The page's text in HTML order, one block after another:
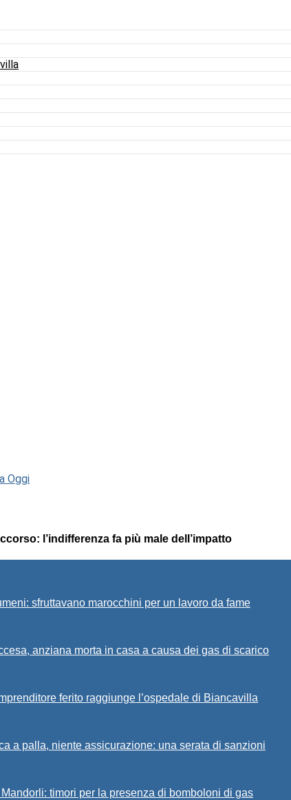
l’indifferenza fa più male dell’impatto
sfruttavano marocchini per un lavoro da fame
anziana morta in casa a causa dei gas di scarico
ferito raggiunge l’ospedale di Biancavilla
a palla, niente assicurazione: una serata di sanzioni
timori per la presenza di bomboloni di gas